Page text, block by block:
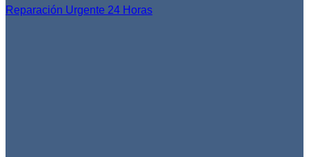
Reparación Urgente 24 Horas